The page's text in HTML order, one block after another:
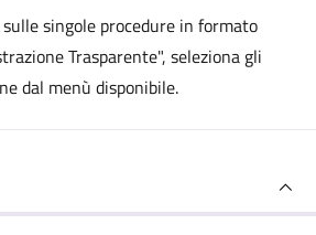
singole procedure in formato
Trasparente", seleziona gli
dal menù disponibile.